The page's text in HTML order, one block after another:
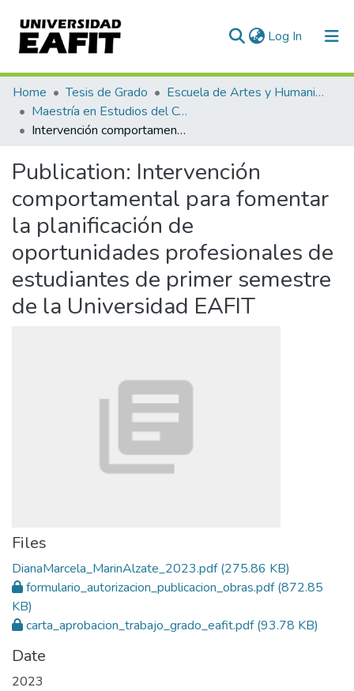
Log In (current)
Communities & Collections
All of DSpace
Home Tesis de Grado
Escuela de Artes y Humanidades
Maestría en Estudios del Comportamiento (tesis)
Intervención comportamental para fomentar la planificación de oportunidades profesionales de estudiantes de primer semestre de la Universidad EAFIT
Publication: Intervención
comportamental para fomentar
la planificación de
oportunidades profesionales de
estudiantes de primer semestre
de la Universidad EAFIT
Files
DianaMarcela_MarinAlzate_2023.pdf(275.86 KB)
formulario_autorizacion_publicacion_obras.pdf(872.85
KB)
carta_aprobacion_trabajo_grado_eafit.pdf(93.78 KB)
Date
2023